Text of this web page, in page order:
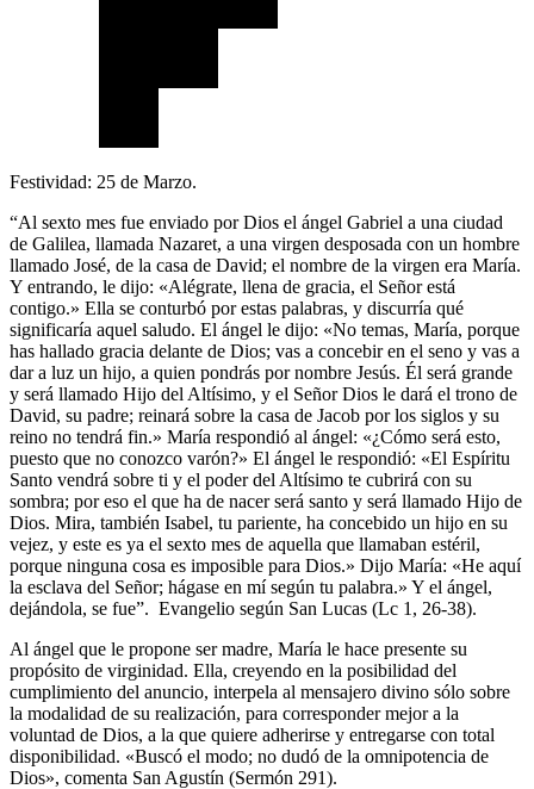
Festividad: 25 de Marzo.
“Al sexto mes fue enviado por Dios el ángel Gabriel a una ciudad
de Galilea, llamada Nazaret, a una virgen desposada con un hombre
llamado José, de la casa de David; el nombre de la virgen era María.
Y entrando, le dijo: «Alégrate, llena de gracia, el Señor está
contigo.» Ella se conturbó por estas palabras, y discurría qué
significaría aquel saludo. El ángel le dijo: «No temas, María, porque
has hallado gracia delante de Dios; vas a concebir en el seno y vas a
dar a luz un hijo, a quien pondrás por nombre Jesús. Él será grande
y será llamado Hijo del Altísimo, y el Señor Dios le dará el trono de
David, su padre; reinará sobre la casa de Jacob por los siglos y su
reino no tendrá fin.» María respondió al ángel: «¿Cómo será esto,
puesto que no conozco varón?» El ángel le respondió: «El Espíritu
Santo vendrá sobre ti y el poder del Altísimo te cubrirá con su
sombra; por eso el que ha de nacer será santo y será llamado Hijo de
Dios. Mira, también Isabel, tu pariente, ha concebido un hijo en su
vejez, y este es ya el sexto mes de aquella que llamaban estéril,
porque ninguna cosa es imposible para Dios.» Dijo María: «He aquí
la esclava del Señor; hágase en mí según tu palabra.» Y el ángel,
dejándola, se fue”. Evangelio según San Lucas (Lc 1, 26-38).
Al ángel que le propone ser madre, María le hace presente su
propósito de virginidad. Ella, creyendo en la posibilidad del
cumplimiento del anuncio, interpela al mensajero divino sólo sobre
la modalidad de su realización, para corresponder mejor a la
voluntad de Dios, a la que quiere adherirse y entregarse con total
disponibilidad. «Buscó el modo; no dudó de la omnipotencia de
Dios», comenta San Agustín (Sermón 291).